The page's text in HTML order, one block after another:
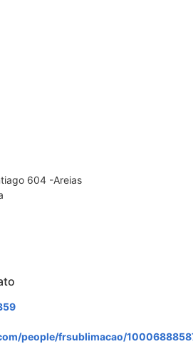
604 -Areias
people/frsublimacao/